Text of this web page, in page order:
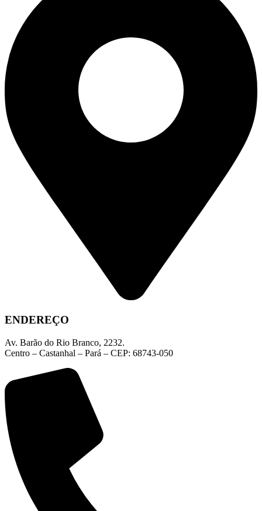
ENDEREÇO
Av. Barão do Rio Branco, 2232.
Centro – Castanhal – Pará – CEP: 68743-050